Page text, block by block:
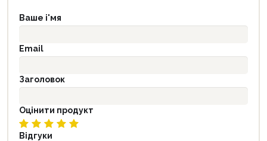
Ваше і'мя
Email
Заголовок
Оцінити продукт
Відгуки